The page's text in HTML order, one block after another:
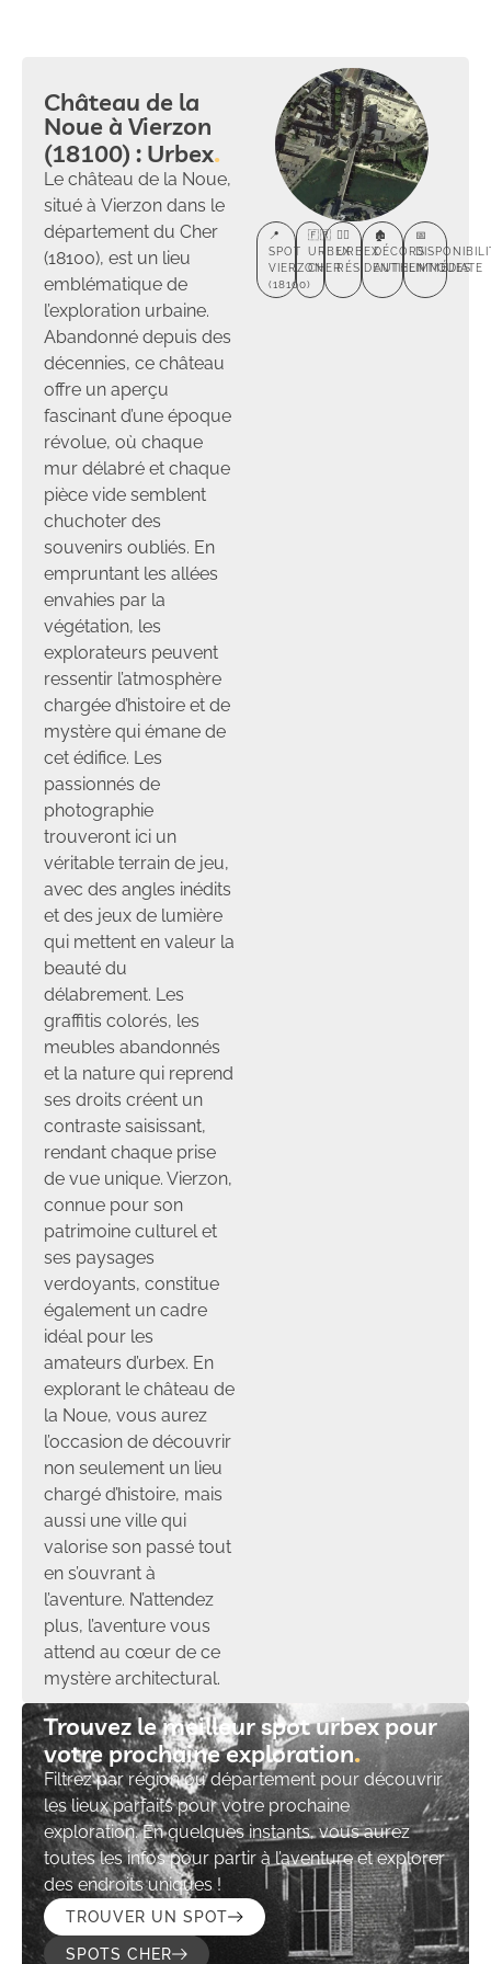
Château de la
Noue à Vierzon
(18100) : Urbex
Le château de la Noue,
situé à Vierzon dans le
département du Cher
(18100), est un lieu
emblématique de
l’exploration urbaine.
Abandonné depuis des
décennies, ce château
offre un aperçu
fascinant d’une époque
révolue, où chaque
mur délabré et chaque
pièce vide semblent
chuchoter des
souvenirs oubliés. En
empruntant les allées
envahies par la
végétation, les
explorateurs peuvent
ressentir l’atmosphère
chargée d’histoire et de
mystère qui émane de
cet édifice. Les
passionnés de
photographie
trouveront ici un
véritable terrain de jeu,
avec des angles inédits
et des jeux de lumière
qui mettent en valeur la
beauté du
délabrement. Les
graffitis colorés, les
meubles abandonnés
et la nature qui reprend
ses droits créent un
contraste saisissant,
rendant chaque prise
de vue unique. Vierzon,
connue pour son
patrimoine culturel et
ses paysages
verdoyants, constitue
également un cadre
idéal pour les
amateurs d’urbex. En
explorant le château de
la Noue, vous aurez
l’occasion de découvrir
non seulement un lieu
chargé d’histoire, mais
aussi une ville qui
valorise son passé tout
en s’ouvrant à
l’aventure. N’attendez
plus, l’aventure vous
attend au cœur de ce
mystère architectural.
📍
SPOT
VIERZON
(18100)
🇫🇷
URBEX
CHER
🕵️‍♂️
URBEX
RÉSIDENTIEL
🏚️
DÉCORS
AUTHENTIQUES
📅
IMMÉDIATE
Trouvez le meilleur spot urbex pour
votre prochaine exploration​
Filtrez par région ou département pour découvrir
les lieux parfaits pour votre prochaine
exploration. En quelques instants, vous aurez
toutes les infos pour partir à l’aventure et explorer
des endroits uniques !
TROUVER UN SPOT
SPOTS CHER